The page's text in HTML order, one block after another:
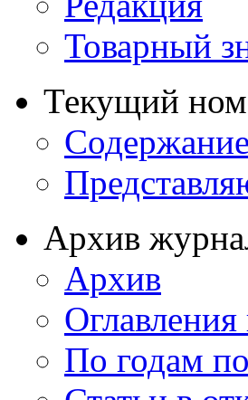
Товарный
Текущий
Архив
Архив
По годам